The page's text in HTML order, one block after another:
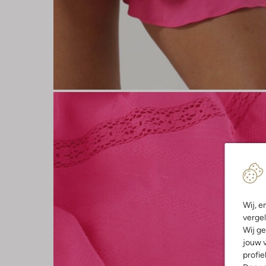
Wij,
Wij
jouw